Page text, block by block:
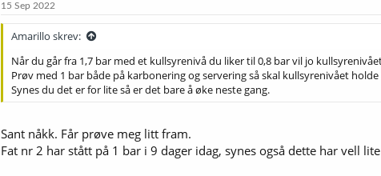
15 Sep 2022
Amarillo skrev:
Når du går fra 1,7 bar med et kullsyrenivå du liker til 0,8 bar vil jo
Prøv med 1 bar både på karbonering og servering så skal kullsyrenivået
Synes du det er for lite så er det bare å øke neste gang.
Sant nåkk. Får prøve meg litt fram.
Fat nr 2 har stått på 1 bar i 9 dager idag, synes også dette har vell